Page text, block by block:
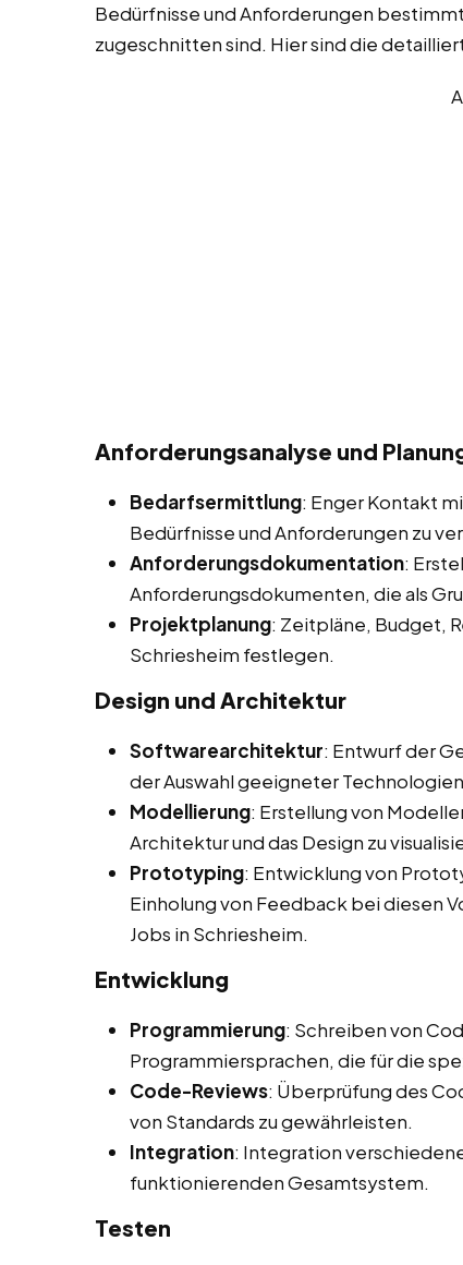
Bedürfnisse und Anforderungen
zugeschnitten sind. Hier sind die
Anforderungsanalyse und
Bedarfsermittlung: Enger Kontakt
Bedürfnisse und Anforderungen zu
Anforderungsdokumentation:
Anforderungsdokumenten, die als
Projektplanung: Zeitpläne, Budget,
Schriesheim festlegen.
Design und Architektur
Softwarearchitektur: Entwurf der
der Auswahl geeigneter
Modellierung: Erstellung von
Architektur und das Design zu
Prototyping: Entwicklung von
Einholung von Feedback bei diesen
Jobs in Schriesheim.
Entwicklung
Programmierung: Schreiben von
Programmiersprachen, die für die
Code-Reviews: Überprüfung des
von Standards zu gewährleisten.
Integration: Integration
funktionierenden Gesamtsystem.
Testen